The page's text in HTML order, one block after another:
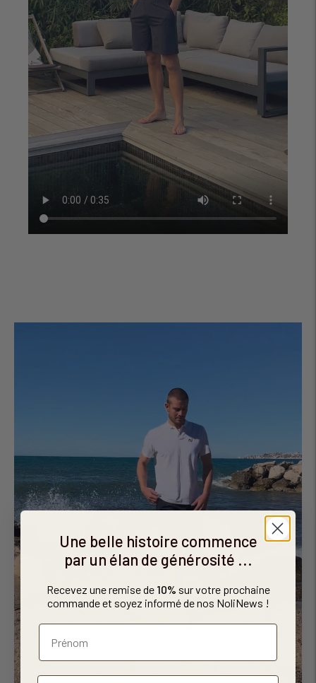
Une belle histoire commence
par un élan de générosité ...
Recevez une remise de 10% sur votre prochaine
commande et soyez informé de nos NoliNews !